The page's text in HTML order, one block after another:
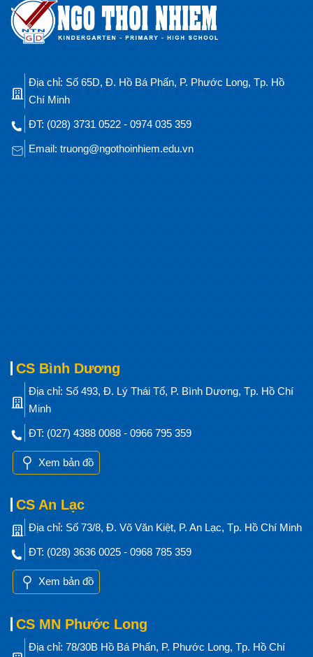
Địa chỉ: Số 65D, Đ. Hồ Bá Phấn, P. Phước Long, Tp. Hồ
Chí Minh
ĐT: (028) 3731 0522 - 0974 035 359
Email: truong@ngothoinhiem.edu.vn
CS Bình Dương
Địa chỉ: Số 493, Đ. Lý Thái Tổ, P. Bình Dương, Tp. Hồ Chí
Minh
ĐT: (027) 4388 0088 - 0966 795 359
Xem bản đồ
CS An Lạc
Địa chỉ: Số 73/8, Đ. Võ Văn Kiệt, P. An Lạc, Tp. Hồ Chí Minh
ĐT: (028) 3636 0025 - 0968 785 359
Xem bản đồ
CS MN Phước Long
Địa chỉ: 78/30B Hồ Bá Phấn, P. Phước Long, Tp. Hồ Chí